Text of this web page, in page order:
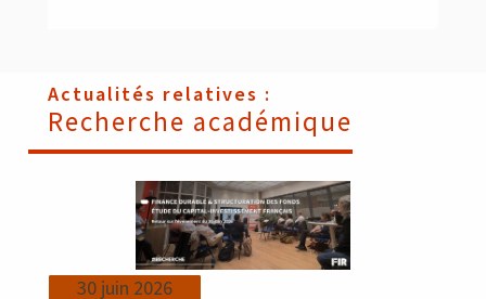
Actualités relatives :
Recherche académique
30 juin 2026